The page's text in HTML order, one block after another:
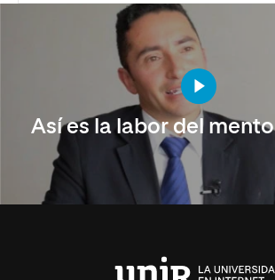
Así es la labor del